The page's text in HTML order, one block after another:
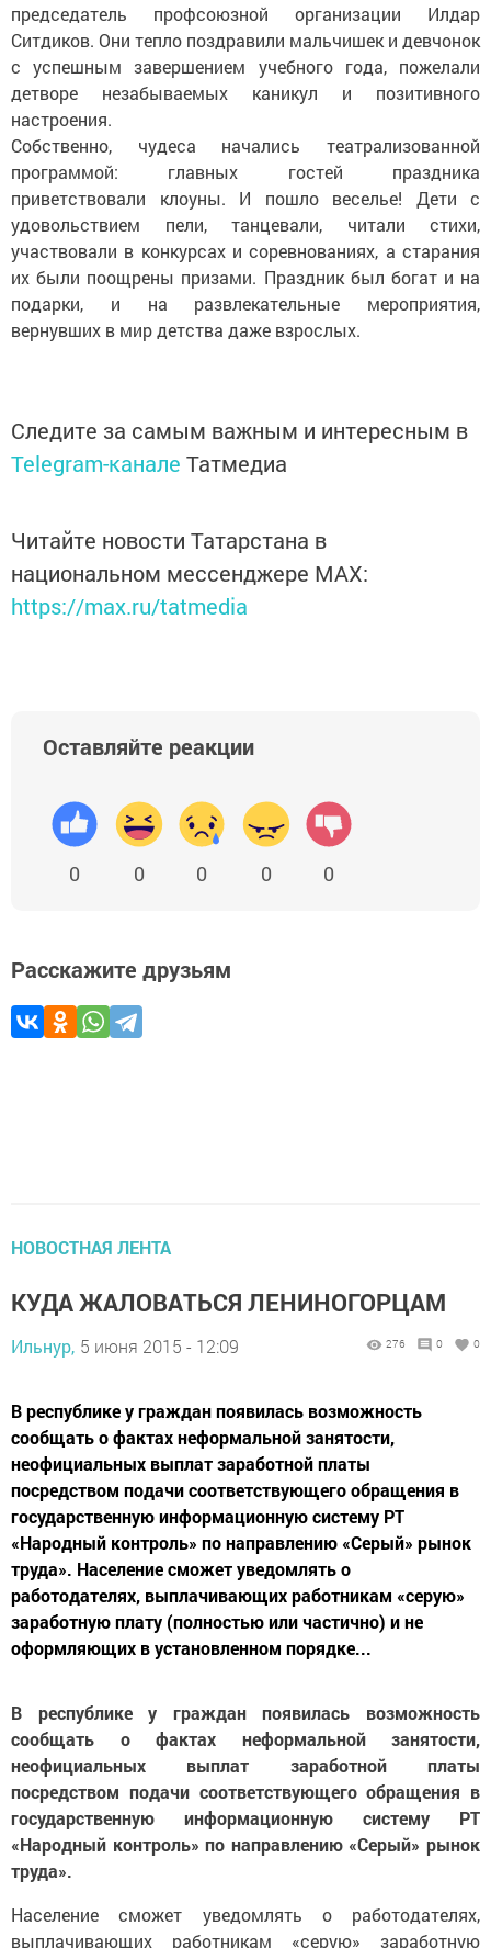
председатель профсоюзной организации Илдар
Ситдиков. Они тепло поздравили мальчишек и девчонок
с успешным завершением учебного года, пожелали
детворе незабываемых каникул и позитивного
настроения.
Собственно, чудеса начались театрализованной
программой: главных гостей праздника
приветствовали клоуны. И пошло веселье! Дети с
удовольствием пели, танцевали, читали стихи,
участвовали в конкурсах и соревнованиях, а старания
их были поощрены призами. Праздник был богат и на
подарки, и на развлекательные мероприятия,
вернувших в мир детства даже взрослых.
Следите за самым важным и интересным в
Telegram-канале Татмедиа
Читайте новости Татарстана в
национальном мессенджере MАХ:
https://max.ru/tatmedia
Оставляйте реакции
0 0 0 0 0
Расскажите друзьям
НОВОСТНАЯ ЛЕНТА
КУДА ЖАЛОВАТЬСЯ ЛЕНИНОГОРЦАМ
Ильнур, 5 июня 2015 - 12:09 276 0 0
В республике у граждан появилась возможность
сообщать о фактах неформальной занятости,
неофициальных выплат заработной платы
посредством подачи соответствующего обращения в
государственную информационную систему РТ
«Народный контроль» по направлению «Серый» рынок
труда». Население сможет уведомлять о
работодателях, выплачивающих работникам «серую»
заработную плату (полностью или частично) и не
оформляющих в установленном порядке...
В республике у граждан появилась возможность
сообщать о фактах неформальной занятости,
неофициальных выплат заработной платы
посредством подачи соответствующего обращения в
государственную информационную систему РТ
«Народный контроль» по направлению «Серый» рынок
труда».
Население сможет уведомлять о работодателях,
выплачивающих работникам «серую» заработную